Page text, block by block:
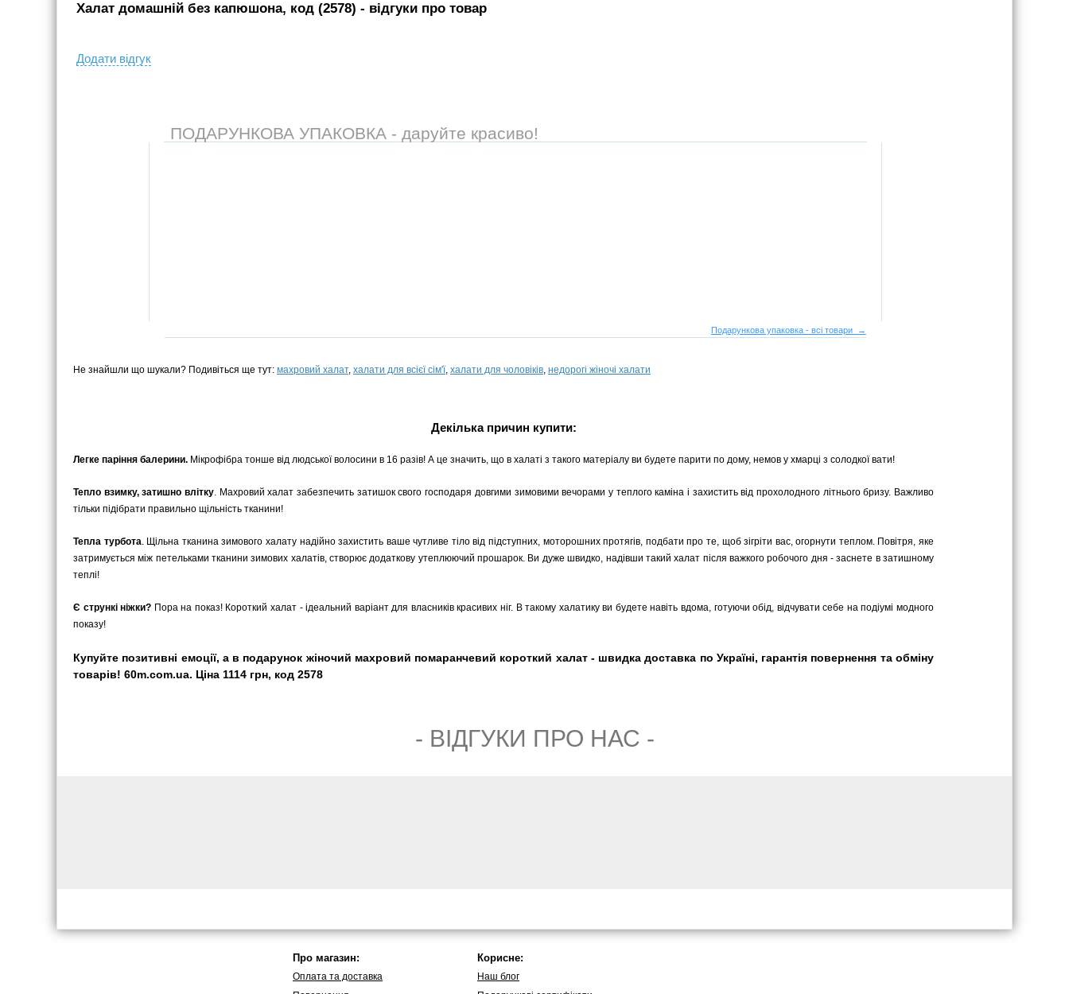
Халат домашній без капюшона, код (2578) - вiдгуки про товар
Додати вiдгук
ПОДАРУНКОВА УПАКОВКА - даруйте красиво!
Подарункова упаковка - всі товари →
Не знайшли що шукали? Подивіться ще тут: махровий халат, халати для всієї сім'ї, халати для чоловіків, недорогі жіночі халати
Декілька причин купити:
Легке паріння балерини. Мікрофібра тонше від людської волосини в 16 разів! А це значить, що в халаті з такого матеріалу ви будете парити по дому, немов у хмарці з солодкої вати!
Тепло взимку, затишно влітку. Махровий халат забезпечить затишок свого господаря довгими зимовими вечорами у теплого каміна і захистить від прохолодного літнього бризу. Важливо
тільки підібрати правильно щільність тканини!
Тепла турбота. Щільна тканина зимового халату надійно захистить ваше чутливе тіло від підступних, моторошних протягів, подбати про те, щоб зігріти вас, огорнути теплом. Повітря, яке
затримується між петельками тканини зимових халатів, створює додаткову утеплюючий прошарок. Ви дуже швидко, надівши такий халат після важкого робочого дня - заснете в затишному
теплі!
Є стрункі ніжки? Пора на показ! Короткий халат - ідеальний варіант для власників красивих ніг. В такому халатику ви будете навіть вдома, готуючи обід, відчувати себе на подіумі модного
показу!
Купуйте позитивні емоції, а в подарунок жіночий махровий помаранчевий короткий халат - швидка доставка по Україні, гарантія повернення та обміну
товарів! 60m.com.ua. Ціна 1114 грн, код 2578
- ВIДГУКИ ПРО НАС -
Про магазин:
Оплата та доставка
Корисне:
Наш блог